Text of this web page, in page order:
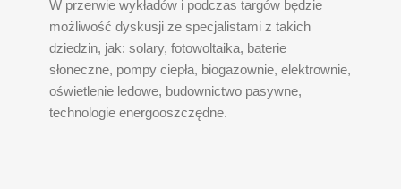
W przerwie wykładów i podczas targów będzie
możliwość dyskusji ze specjalistami z takich
dziedzin, jak: solary, fotowoltaika, baterie
słoneczne, pompy ciepła, biogazownie, elektrownie,
oświetlenie ledowe, budownictwo pasywne,
technologie energooszczędne.